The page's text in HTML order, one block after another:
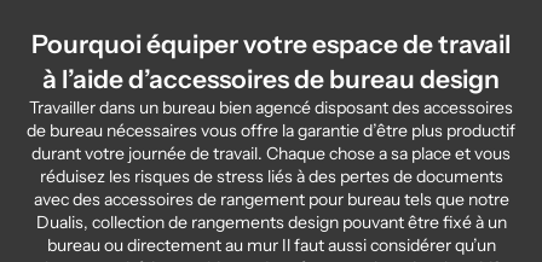
Pourquoi équiper votre espace de travail
à l’aide d’accessoires de bureau design
Travailler dans un bureau bien agencé disposant des accessoires
de bureau nécessaires vous offre la garantie d’être plus productif
durant votre journée de travail. Chaque chose a sa place et vous
réduisez les risques de stress liés à des pertes de documents
avec des accessoires de rangement pour bureau tels que notre
Dualis, collection de rangements design pouvant être fixé à un
bureau ou directement au mur Il faut aussi considérer qu’un